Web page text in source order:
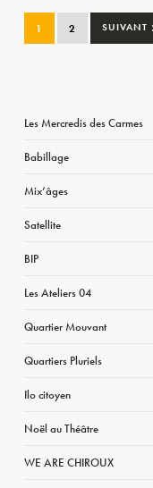
1 2 SUIVANT
Les Mercredis des Carmes
Babillage
Mix’âges
Satellite
BIP
Les Ateliers 04
Quartier Mouvant
Quartiers Pluriels
Ilo citoyen
Noël au Théâtre
WE ARE CHIROUX